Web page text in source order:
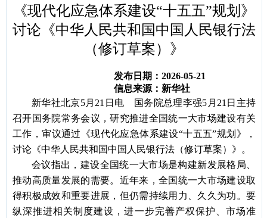
《现代化应急体系建设“十五五”规划》
讨论《中华人民共和国中国人民银行法
（修订草案）》
发布日期：2026-05-21
信息来源：新华社
新华社北京5月21日电 国务院总理李强5月21日主持
召开国务院常务会议，研究推进全国统一大市场建设有关
工作，审议通过《现代化应急体系建设“十五五”规划》，
讨论《中华人民共和国中国人民银行法（修订草案）》。
会议指出，建设全国统一大市场是构建新发展格局、
推动高质量发展的需要。近年来，全国统一大市场建设取
得积极成效和重要进展，但仍需持续用力、久久为功。要
纵深推进相关制度建设，进一步完善产权保护、市场准